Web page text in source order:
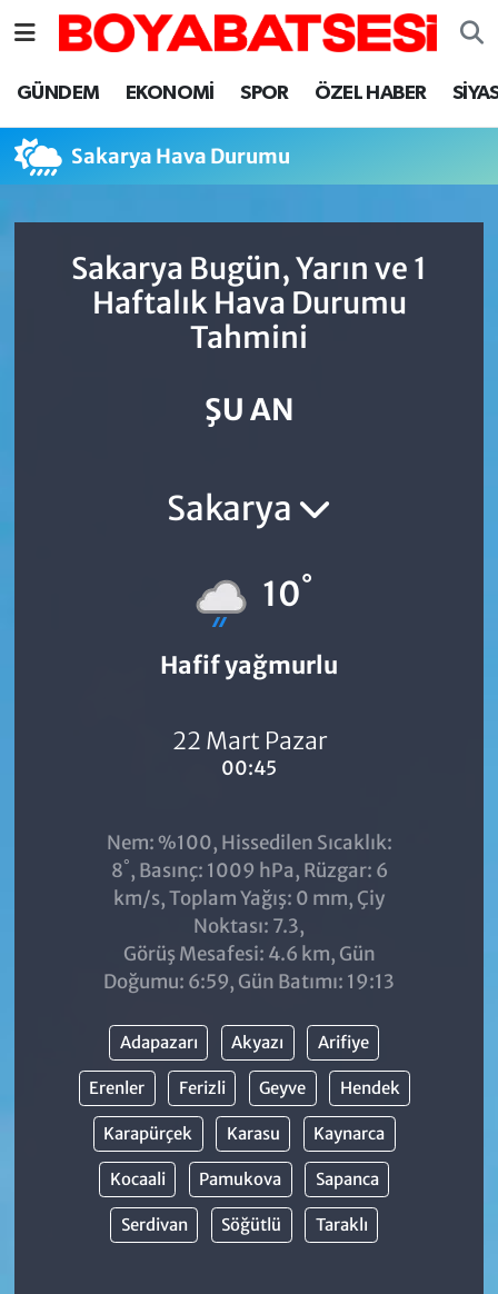
GÜNDEM EKONOMİ SPOR ÖZEL HABER
Sakarya Hava Durumu
Sakarya Bugün, Yarın ve 1
Haftalık Hava Durumu
Tahmini
ŞU AN
Sakarya
10°
Hafif yağmurlu
22 Mart Pazar
00:45
Nem: %100, Hissedilen Sıcaklık:
8°, Basınç: 1009 hPa, Rüzgar: 6
km/s, Toplam Yağış: 0 mm, Çiy
Noktası: 7.3,
Görüş Mesafesi: 4.6 km, Gün
Doğumu: 6:59, Gün Batımı: 19:13
Adapazarı Akyazı Arifiye
Erenler Ferizli Geyve Hendek
Karapürçek Karasu Kaynarca
Kocaali Pamukova Sapanca
Serdivan Söğütlü Taraklı
Sinop Nöbetçi Eczaneler
Sinop Hava Durumu
Sinop Trafik Yoğunluk Haritası
Süper Lig Puan Durumu ve Fikstür
Son Dakika Haberleri